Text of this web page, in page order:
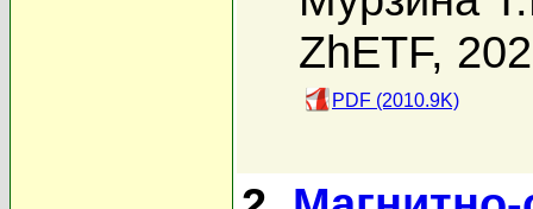
ZhETF,
PDF (2010.9K)